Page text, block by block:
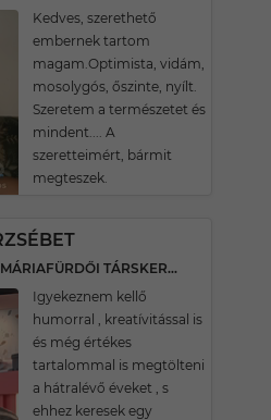
Kedves, szerethető
embernek tartom
magam.Optimista, vidám,
mosolygós, őszinte, nyílt.
Szeretem a természetet és
mindent.... A
szeretteimért, bármit
megteszek.
77 ÉVES BALATONMÁRIAFÜRDŐI TÁRSKERESŐ
Igyekeznem kellő
humorral , kreatívitással is
és még értékes
tartalommal is megtölteni
a hátralévő éveket , s
ehhez keresek egy